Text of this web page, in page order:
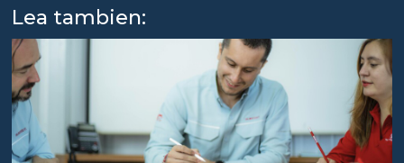
Lea tambien: